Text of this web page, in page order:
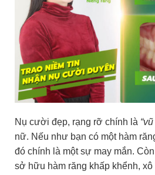
Nụ cười đẹp, rạng rỡ chính là
nữ. Nếu như bạn có một hàm
đó chính là một sự may mắn.
sở hữu hàm răng khấp khểnh, xô